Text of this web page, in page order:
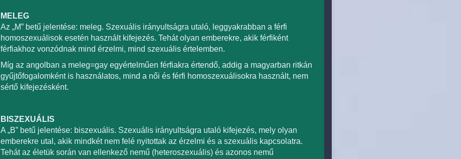
MELEG
Az „M” betű jelentése: meleg. Szexuális irányultságra utaló, leggyakrabban a férfi
homoszexuálisok esetén használt kifejezés. Tehát olyan emberekre, akik férfiként
férfiakhoz vonzódnak mind érzelmi, mind szexuális értelemben.
Míg az angolban a meleg=gay egyértelműen férfiakra értendő, addig a magyarban ritkán
gyűjtőfogalomként is használatos, mind a női és férfi homoszexuálisokra használt, nem
sértő kifejezésként.
BISZEXUÁLIS
A „B” betű jelentése: biszexuális. Szexuális irányultságra utaló kifejezés, mely olyan
emberekre utal, akik mindkét nem felé nyitottak az érzelmi és a szexuális kapcsolatra.
Tehát az életük során van ellenkező nemű (heteroszexuális) és azonos nemű